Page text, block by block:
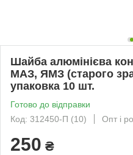
Шайба алюмінієва
МАЗ, ЯМЗ (старого
упаковка 10 шт.
Готово до відправки
Код: 312450-П (10)
Опт і
250 ₴